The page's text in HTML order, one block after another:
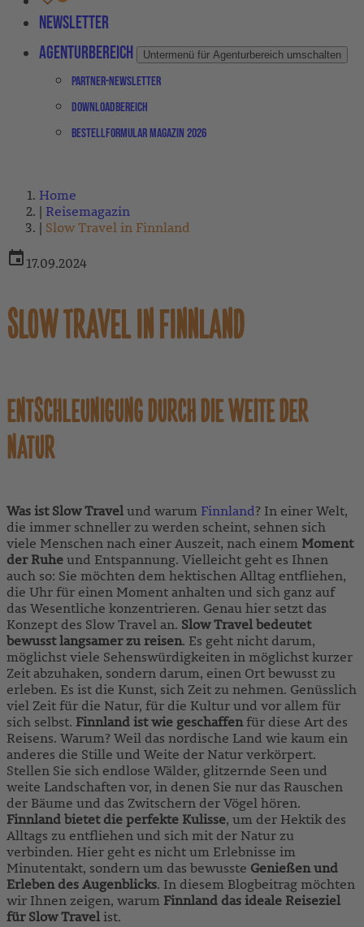
Newsletter
Agenturbereich
Untermenü für Agenturbereich umschalten
Partner-Newsletter
Downloadbereich
Bestellformular Magazin 2026
Home
Reisemagazin
Slow Travel in Finnland
17.09.2024
SLOW TRAVEL IN FINNLAND
ENTSCHLEUNIGUNG DURCH DIE WEITE DER
NATUR
Was ist Slow Travelund warum Finnland? In einer Welt,
die immer schneller zu werden scheint, sehnen sich
viele Menschen nach einer Auszeit, nach einem Moment
der Ruheund Entspannung. Vielleicht geht es Ihnen
auch so: Sie möchten dem hektischen Alltag entfliehen,
die Uhr für einen Moment anhalten und sich ganz auf
das Wesentliche konzentrieren. Genau hier setzt das
Konzept des Slow Travelan. Slow Travel bedeutet
bewusst langsamer zu reisen. Es geht nicht darum,
möglichst viele Sehenswürdigkeiten in möglichst kurzer
Zeit abzuhaken, sondern darum, einen Ort bewusst zu
erleben. Es ist die Kunst, sich Zeit zu nehmen. Genüsslich
viel Zeit für die Natur, für die Kultur und vor allem für
sich selbst. Finnland ist wie geschaffenfür diese Art des
Reisens. Warum? Weil das nordische Land wie kaum ein
anderes die Stille und Weite der Natur verkörpert.
Stellen Sie sich endlose Wälder, glitzernde Seen und
weite Landschaften vor, in denen Sie nur das Rauschen
der Bäume und das Zwitschern der Vögel hören.
Finnland bietet die perfekte Kulisse, um der Hektik des
Alltags zu entfliehen und sich mit der Natur zu
verbinden. Hier geht es nicht um Erlebnisse im
Minutentakt, sondern um das bewusste Genießen und
Erleben des Augenblicks. In diesem Blogbeitrag möchten
wir Ihnen zeigen, warum Finnland das ideale Reiseziel
für Slow Travelist.